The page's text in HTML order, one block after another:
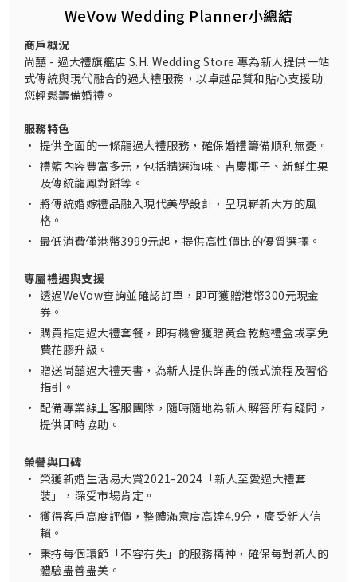
WeVow Wedding Planner小總結
商戶概況
尚囍 - 過大禮旗艦店 S.H. Wedding Store 專為新人提供一站
式傳統與現代融合的過大禮服務，以卓越品質和貼心支援助
您輕鬆籌備婚禮。
服務特色
• 提供全面的一條龍過大禮服務，確保婚禮籌備順利無憂。
• 禮籃內容豐富多元，包括精選海味、吉慶椰子、新鮮生果
及傳統龍鳳對餅等。
• 將傳統婚嫁禮品融入現代美學設計，呈現嶄新大方的風
格。
• 最低消費僅港幣3999元起，提供高性價比的優質選擇。
專屬禮遇與支援
• 透過WeVow查詢並確認訂單，即可獲贈港幣300元現金
券。
• 購買指定過大禮套餐，即有機會獲贈黃金乾鮑禮盒或享免
費花膠升級。
• 贈送尚囍過大禮天書，為新人提供詳盡的儀式流程及習俗
指引。
• 配備專業線上客服團隊，隨時隨地為新人解答所有疑問，
提供即時協助。
榮譽與口碑
• 榮獲新婚生活易大賞2021-2024「新人至愛過大禮套
裝」，深受市場肯定。
• 獲得客戶高度評價，整體滿意度高達4.9分，廣受新人信
賴。
• 秉持每個環節「不容有失」的服務精神，確保每對新人的
體驗盡善盡美。